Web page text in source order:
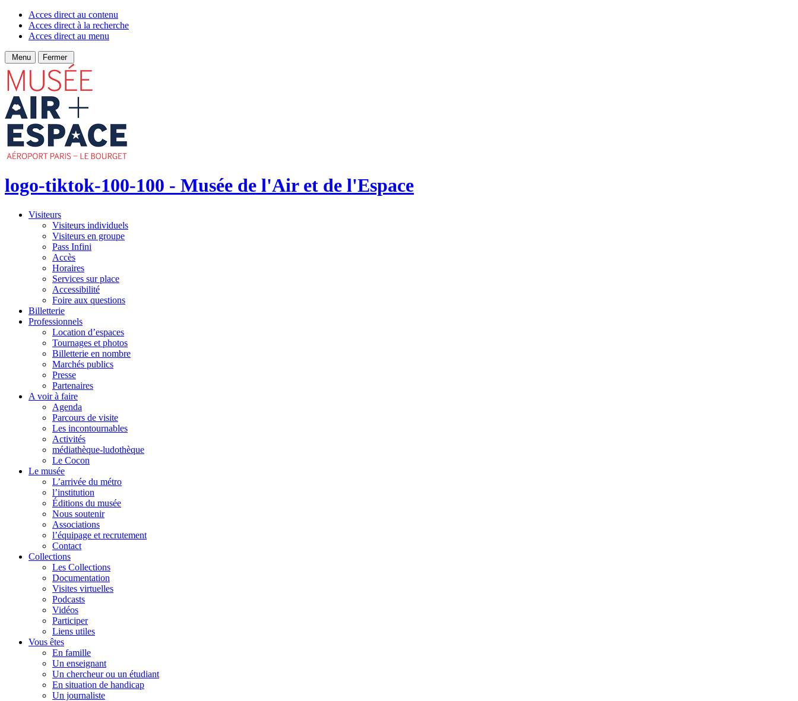
Acces direct au contenu
Acces direct à la recherche
Acces direct au menu
Menu Fermer
logo-tiktok-100-100 - Musée de l'Air et de l'Espace
Visiteurs
Visiteurs individuels
Visiteurs en groupe
Pass Infini
Accès
Horaires
Services sur place
Accessibilité
Foire aux questions
Billetterie
Professionnels
Location d’espaces
Tournages et photos
Billetterie en nombre
Marchés publics
Presse
Partenaires
A voir à faire
Agenda
Parcours de visite
Les incontournables
Activités
médiathèque-ludothèque
Le Cocon
Le musée
L’arrivée du métro
l’institution
Éditions du musée
Nous soutenir
Associations
l’équipage et recrutement
Contact
Collections
Les Collections
Documentation
Visites virtuelles
Podcasts
Vidéos
Participer
Liens utiles
Vous êtes
En famille
Un enseignant
Un chercheur ou un étudiant
En situation de handicap
Un journaliste